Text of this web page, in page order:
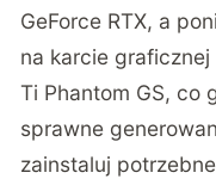
GeForce RTX, a
na karcie graficznej
Ti Phantom GS, co
sprawne
zainstaluj